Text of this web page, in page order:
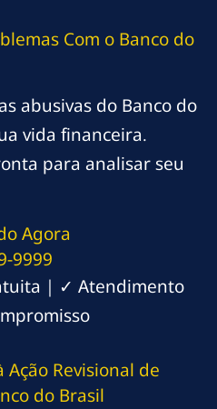
Com o Banco do
abusivas do Banco do
vida financeira.
para analisar seu
Agora
9999
| ✓ Atendimento
Ação Revisional de
do Brasil